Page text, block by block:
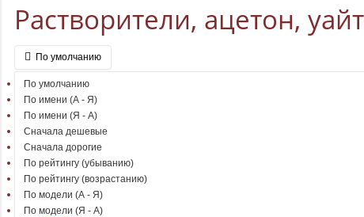
Растворители, ацетон,
По умолчанию
По умолчанию
По имени (A - Я)
По имени (Я - A)
Сначала дешевые
Сначала дорогие
По рейтингу (убыванию)
По рейтингу (возрастанию)
По модели (A - Я)
По модели (Я - A)